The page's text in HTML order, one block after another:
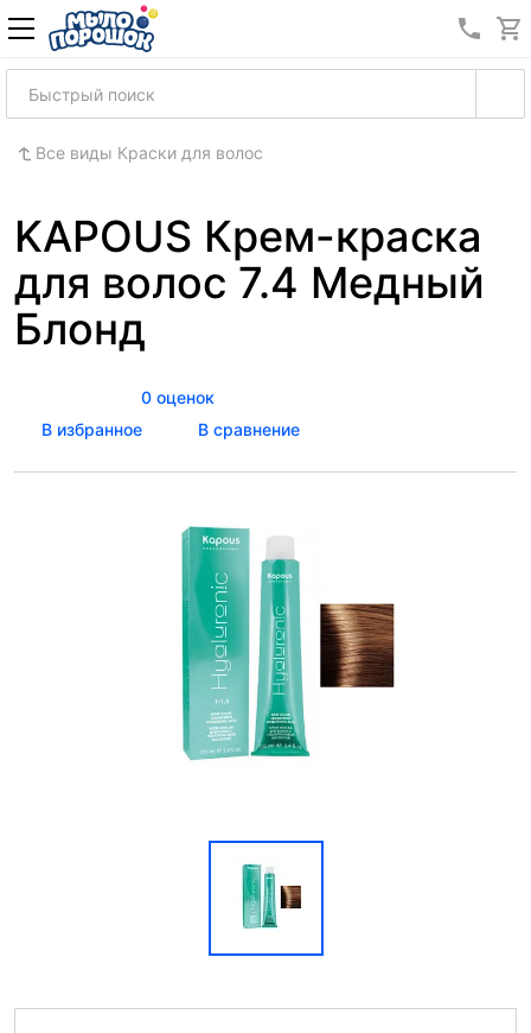
8
Все виды Краски для волос
KAPOUS Крем-краска
для волос 7.4 Медный
Блонд
0 оценок
В избранное
В сравнение